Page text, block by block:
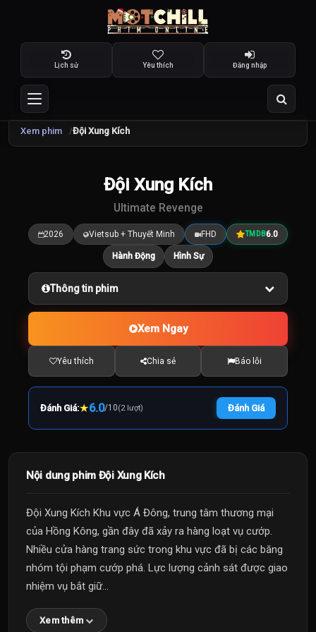
Lịch sử Yêu thích Đăng nhập
Xem phim Đội Xung Kích
Đội Xung Kích
Ultimate Revenge
2026 Vietsub + Thuyết Minh FHD TMDB6.0
Hành Động Hình Sự
Thông tin phim
Xem Ngay
Yêu thích Chia sẻ Báo lỗi
Đánh Giá:★6.0/10(2 lượt) Đánh Giá
Nội dung phim Đội Xung Kích
Đội Xung Kích Khu vực Á Đông, trung tâm thương mại
của Hồng Kông, gần đây đã xảy ra hàng loạt vụ cướp.
Nhiều cửa hàng trang sức trong khu vực đã bị các băng
nhóm tội phạm cướp phá. Lực lượng cảnh sát được giao
nhiệm vụ bắt giữ...
Xem thêm